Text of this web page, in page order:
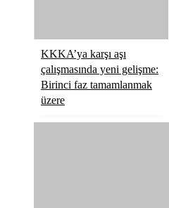
KKKA’ya karşı aşı
çalışmasında yeni gelişme:
Birinci faz tamamlanmak
üzere